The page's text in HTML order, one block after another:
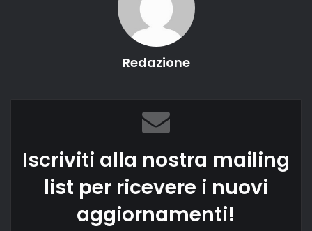
Redazione
Iscriviti alla nostra mailing
list per ricevere i nuovi
aggiornamenti!